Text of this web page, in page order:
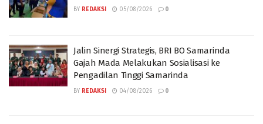
BY REDAKSI 05/08/2026 0
Jalin Sinergi Strategis, BRI BO Samarinda
Gajah Mada Melakukan Sosialisasi ke
Pengadilan Tinggi Samarinda
BY REDAKSI 04/08/2026 0